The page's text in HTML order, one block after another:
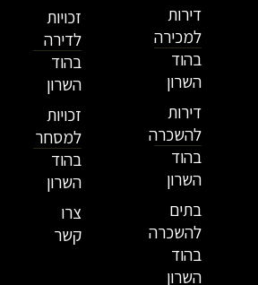
דירות
למכירה
בהוד
השרון
דירות
להשכרה
בהוד
השרון
בתים
להשכרה
בהוד
השרון
זכויות
לדירה
בהוד
השרון
זכויות
למסחר
בהוד
השרון
צרו
קשר